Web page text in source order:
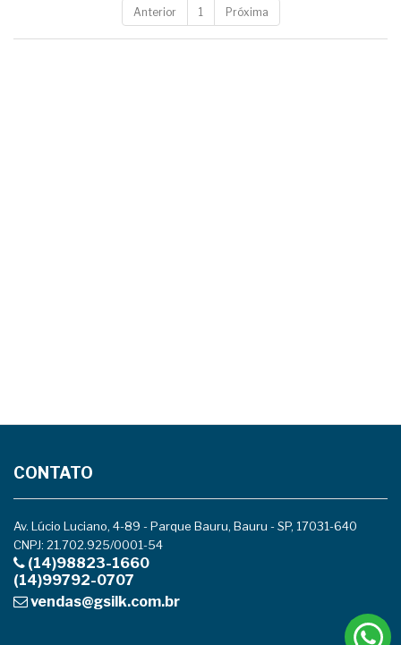
Anterior 1 Próxima
CONTATO
Av. Lúcio Luciano, 4-89 - Parque Bauru, Bauru - SP, 17031-640
CNPJ: 21.702.925/0001-54
(14)98823-1660
(14)99792-0707
vendas@gsilk.com.br